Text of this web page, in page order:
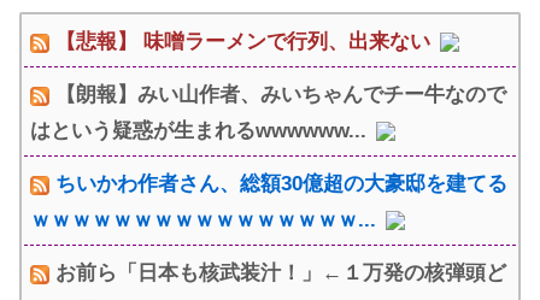
【悲報】 味噌ラーメンで行列、出来ない
【朗報】みい山作者、みいちゃんでチー牛なので
はという疑惑が生まれるwwwwww...
ちいかわ作者さん、総額30億超の大豪邸を建てる
ｗｗｗｗｗｗｗｗｗｗｗｗｗｗｗｗ...
お前ら「日本も核武装汁！」←１万発の核弾頭ど